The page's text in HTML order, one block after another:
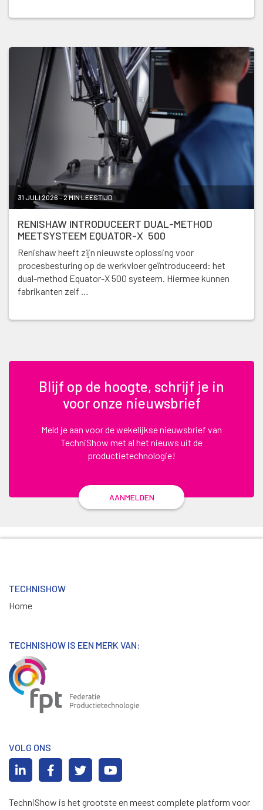
31 JULI 2026 - 2 MIN LEESTIJD
RENISHAW INTRODUCEERT DUAL-METHOD
MEETSYSTEEM EQUATOR-X 500
Renishaw heeft zijn nieuwste oplossing voor
procesbesturing op de werkvloer geïntroduceerd: het
dual-method Equator-X 500 systeem. Hiermee kunnen
fabrikanten zelf …
Blijf op de hoogte, schrijf je in
voor onze nieuwsbrief
Meld je aan voor de wekelijkse nieuwsbrief van
TechniShow met al het nieuws uit de
productietechnologie!
AANMELDEN
TECHNISHOW
Home
TECHNISHOW IS EEN MERK VAN:
VOLG ONS
TechniShow is het grootste en meest complete platform voor